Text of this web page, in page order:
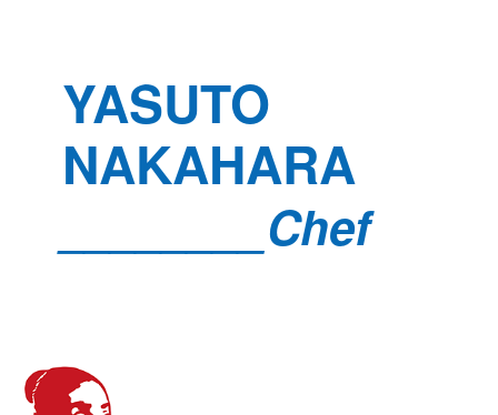
YASUTO
NAKAHARA
________Chef